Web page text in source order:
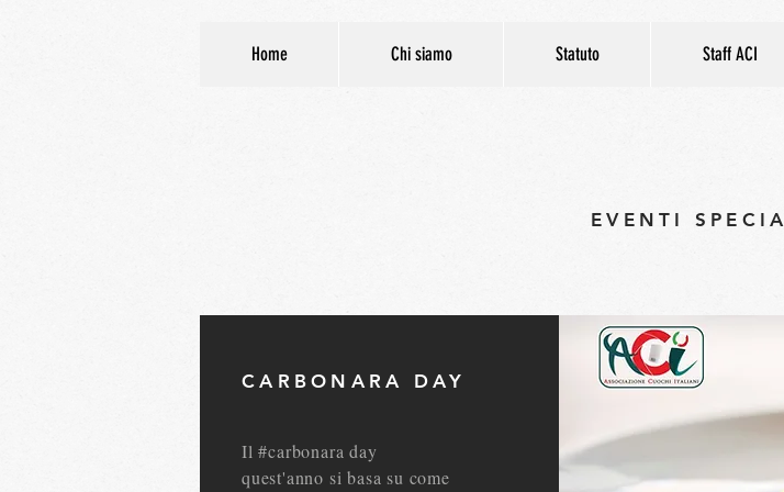
Home Chi siamo Statuto Staff ACI
EVENTI
CARBONARA DAY
Il #carbonara day
quest'anno si basa su come